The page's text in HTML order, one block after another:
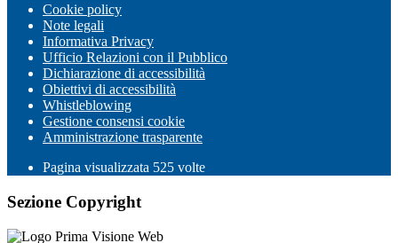
Cookie policy
Note legali
Informativa Privacy
Ufficio Relazioni con il Pubblico
Dichiarazione di accessibilità
Obiettivi di accessibilità
Whistleblowing
Gestione consensi cookie
Amministrazione trasparente
Pagina visualizzata 525 volte
Sezione Copyright